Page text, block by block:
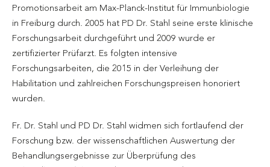
Promotionsarbeit am Max-Planck-Institut für Immunbiologie
in Freiburg durch. 2005 hat PD Dr. Stahl seine erste klinische
Forschungsarbeit durchgeführt und 2009 wurde er
zertifizierter Prüfarzt. Es folgten intensive
Forschungsarbeiten, die 2015 in der Verleihung der
Habilitation und zahlreichen Forschungspreisen honoriert
wurden.
Fr. Dr. Stahl und PD Dr. Stahl widmen sich fortlaufend der
Forschung bzw. der wissenschaftlichen Auswertung der
Behandlungsergebnisse zur Überprüfung des